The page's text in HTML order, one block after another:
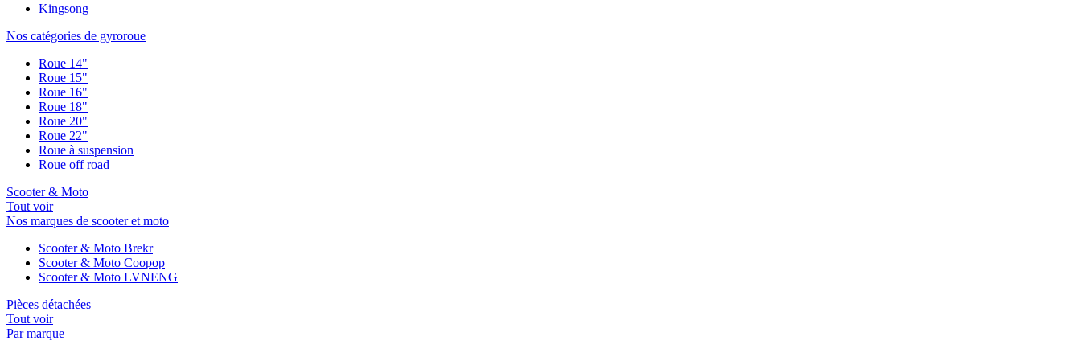
Kingsong
Nos catégories de gyroroue
Roue 14"
Roue 15"
Roue 16"
Roue 18"
Roue 20"
Roue 22"
Roue à suspension
Roue off road
Scooter & Moto
Tout voir
Nos marques de scooter et moto
Scooter & Moto Brekr
Scooter & Moto Coopop
Scooter & Moto LVNENG
Pièces détachées
Tout voir
Par marque